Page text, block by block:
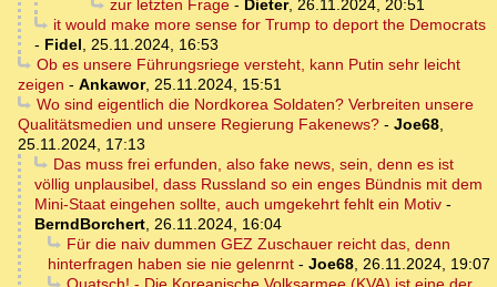
zur letzten Frage- Dieter, 26.11.2024, 20:51
it would make more sense for Trump to deport the Democrats
- Fidel, 25.11.2024, 16:53
Ob es unsere Führungsriege versteht, kann Putin sehr leicht
zeigen - Ankawor, 25.11.2024, 15:51
Wo sind eigentlich die Nordkorea Soldaten? Verbreiten unsere
Qualitätsmedien und unsere Regierung Fakenews? - Joe68,
25.11.2024, 17:13
Das muss frei erfunden, also fake news, sein, denn es ist
völlig unplausibel, dass Russland so ein enges Bündnis mit dem
Mini-Staat eingehen sollte, auch umgekehrt fehlt ein Motiv -
BerndBorchert, 26.11.2024, 16:04
Für die naiv dummen GEZ Zuschauer reicht das, denn
hinterfragen haben sie nie gelenrnt - Joe68, 26.11.2024, 19:07